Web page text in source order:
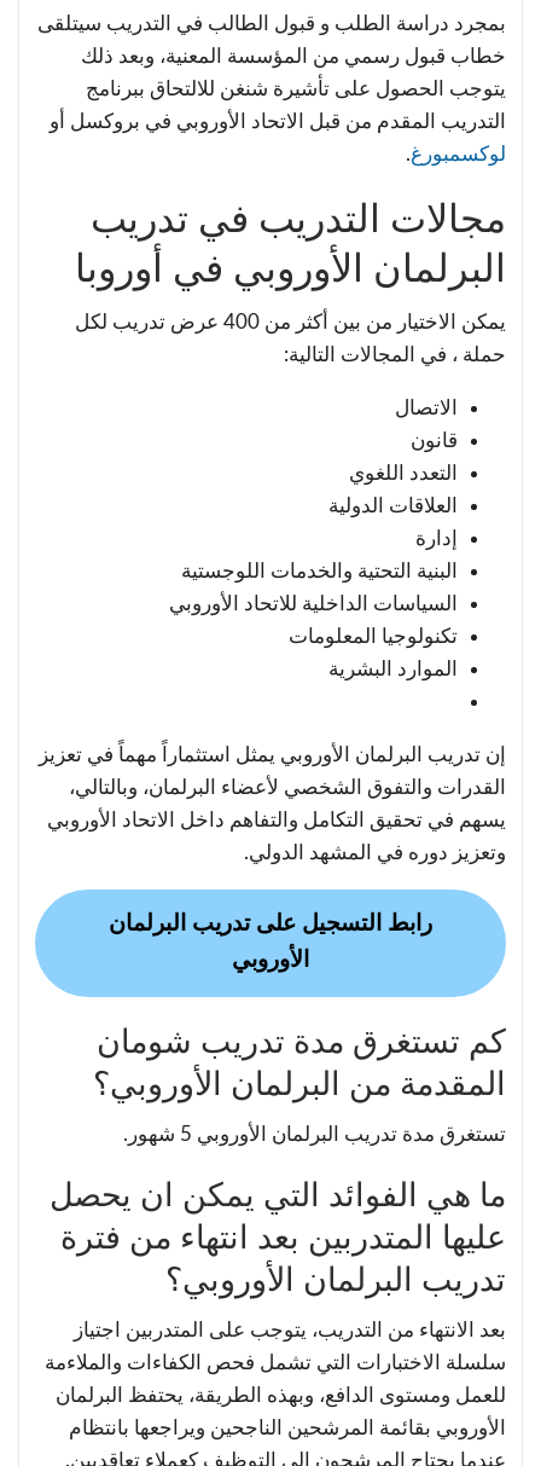
بمجرد دراسة الطلب و قبول الطالب في التدريب سيتلقى
خطاب قبول رسمي من المؤسسة المعنية، وبعد ذلك
يتوجب الحصول على تأشيرة شنغن للالتحاق ببرنامج
التدريب المقدم من قبل الاتحاد الأوروبي في بروكسل أو
لوكسمبورغ.
مجالات التدريب في تدريب
البرلمان الأوروبي في أوروبا
يمكن الاختيار من بين أكثر من 400 عرض تدريب لكل
حملة ، في المجالات التالية:
الاتصال
قانون
التعدد اللغوي
العلاقات الدولية
إدارة
البنية التحتية والخدمات اللوجستية
السياسات الداخلية للاتحاد الأوروبي
تكنولوجيا المعلومات
الموارد البشرية
إن تدريب البرلمان الأوروبي يمثل استثماراً مهماً في تعزيز
القدرات والتفوق الشخصي لأعضاء البرلمان، وبالتالي،
يسهم في تحقيق التكامل والتفاهم داخل الاتحاد الأوروبي
وتعزيز دوره في المشهد الدولي.
رابط التسجيل على تدريب البرلمان
الأوروبي
كم تستغرق مدة تدريب شومان
المقدمة من البرلمان الأوروبي؟
تستغرق مدة تدريب البرلمان الأوروبي 5 شهور.
ما هي الفوائد التي يمكن ان يحصل
عليها المتدربين بعد انتهاء من فترة
تدريب البرلمان الأوروبي؟
بعد الانتهاء من التدريب، يتوجب على المتدربين اجتياز
سلسلة الاختبارات التي تشمل فحص الكفاءات والملاءمة
للعمل ومستوى الدافع، وبهذه الطريقة، يحتفظ البرلمان
الأوروبي بقائمة المرشحين الناجحين ويراجعها بانتظام
عندما يحتاج المرشحون إلى التوظيف كعملاء تعاقديين.